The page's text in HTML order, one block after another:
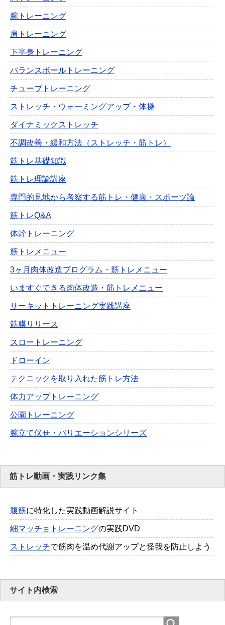
腕トレーニング
肩トレーニング
下半身トレーニング
バランスボールトレーニング
チューブトレーニング
ストレッチ・ウォーミングアップ・体操
ダイナミックストレッチ
不調改善・緩和方法（ストレッチ・筋トレ）
筋トレ基礎知識
筋トレ理論講座
専門的見地から考察する筋トレ・健康・スポーツ論
筋トレQ&A
体幹トレーニング
筋トレメニュー
3ヶ月肉体改造プログラム・筋トレメニュー
いますぐできる肉体改造・筋トレメニュー
サーキットトレーニング実践講座
筋膜リリース
スロートレーニング
ドローイン
テクニックを取り入れた筋トレ方法
体力アップトレーニング
公園トレーニング
腕立て伏せ・バリエーションシリーズ
筋トレ動画・実践リンク集
腹筋に特化した実践動画解説サイト
細マッチョトレーニングの実践DVD
ストレッチで筋肉を温め代謝アップと怪我を防止しよう
サイト内検索